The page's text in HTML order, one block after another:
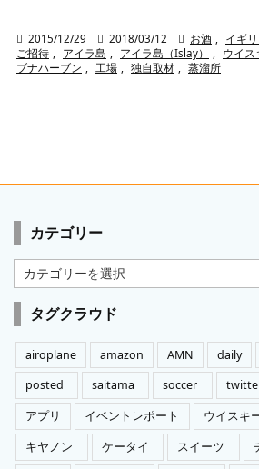
 2015/12/29  2018/03/12  お酒 , イギ
ご招待 , アイラ島 , アイラ島（Islay） , ウイス
ブナハーブン , 工場 , 独自取材 , 蒸溜所
カテゴリー
カ
テ
ゴ
リ
ー
タグクラウド
airoplane amazon AMN daily
posted
saitama soccer
アプリ
イベントレポート ウイスキ
キヤノン
ケータイ スイーツ